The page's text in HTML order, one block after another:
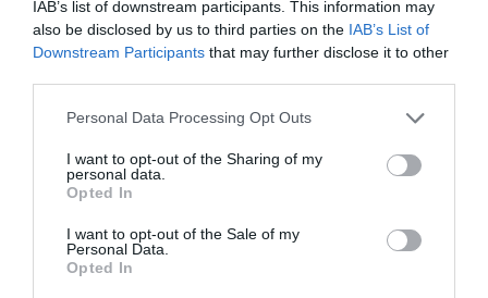
IAB’s list of downstream participants. This information may
also be disclosed by us to third parties on the IAB’s List of
Downstream Participants that may further disclose it to other
Personal Data Processing Opt Outs
I want to opt-out of the Sharing of my
personal data.
Opted In
I want to opt-out of the Sale of my
Personal Data.
Opted In
:
19 min
Qu’en est-il du vol de Montréal-Tunis TU-203 le 19